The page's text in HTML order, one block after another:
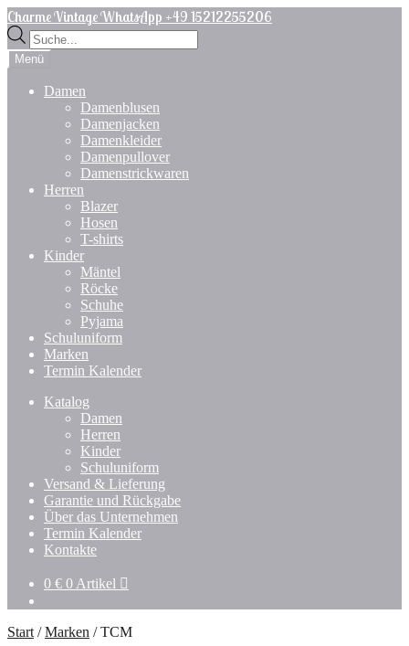
Zur
Navigation
springen
Zum
Inhalt
springen
Charme Vintage WhatsApp +49 15212255206
Products
search
Menü
Damen
Damenblusen
Damenjacken
Damenkleider
Damenpullover
Damenstrickwaren
Herren
Blazer
Hosen
T-shirts
Kinder
Mäntel
Röcke
Schuhe
Pyjama
Schuluniform
Marken
Termin Kalender
Katalog
Damen
Herren
Kinder
Schuluniform
Versand & Lieferung
Garantie und Rückgabe
Über das Unternehmen
Termin Kalender
Kontakte
0 € 0 Artikel
Start /Marken /TCM